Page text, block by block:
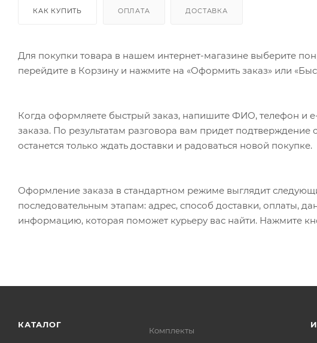
КАК КУПИТЬ ОПЛАТА ДОСТАВКА
Для покупки товара в нашем интернет-магазине выберите
перейдите в Корзину и нажмите на «Оформить заказ» или
Когда оформляете быстрый заказ, напишите ФИО, телефон и
заказа. По результатам разговора вам придет
останется только ждать доставки и радоваться новой покупке.
Оформление заказа в стандартном режиме выглядит
последовательным этапам: адрес, способ доставки, оплаты,
информацию, которая поможет курьеру вас найти. Нажмите
КАТАЛОГ
Комплекты